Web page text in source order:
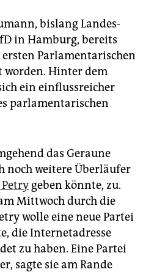
bislang Landes-
in Hamburg, bereits
Parlamentarischen
worden. Hinter dem
ein einflussreicher
parlamentarischen
das Geraune
noch weitere Überläufer
geben könnte, zu.
Mittwoch durch die
wolle eine neue Partei
die Internetadresse
zu haben. Eine Partei
sagte sie am Rande